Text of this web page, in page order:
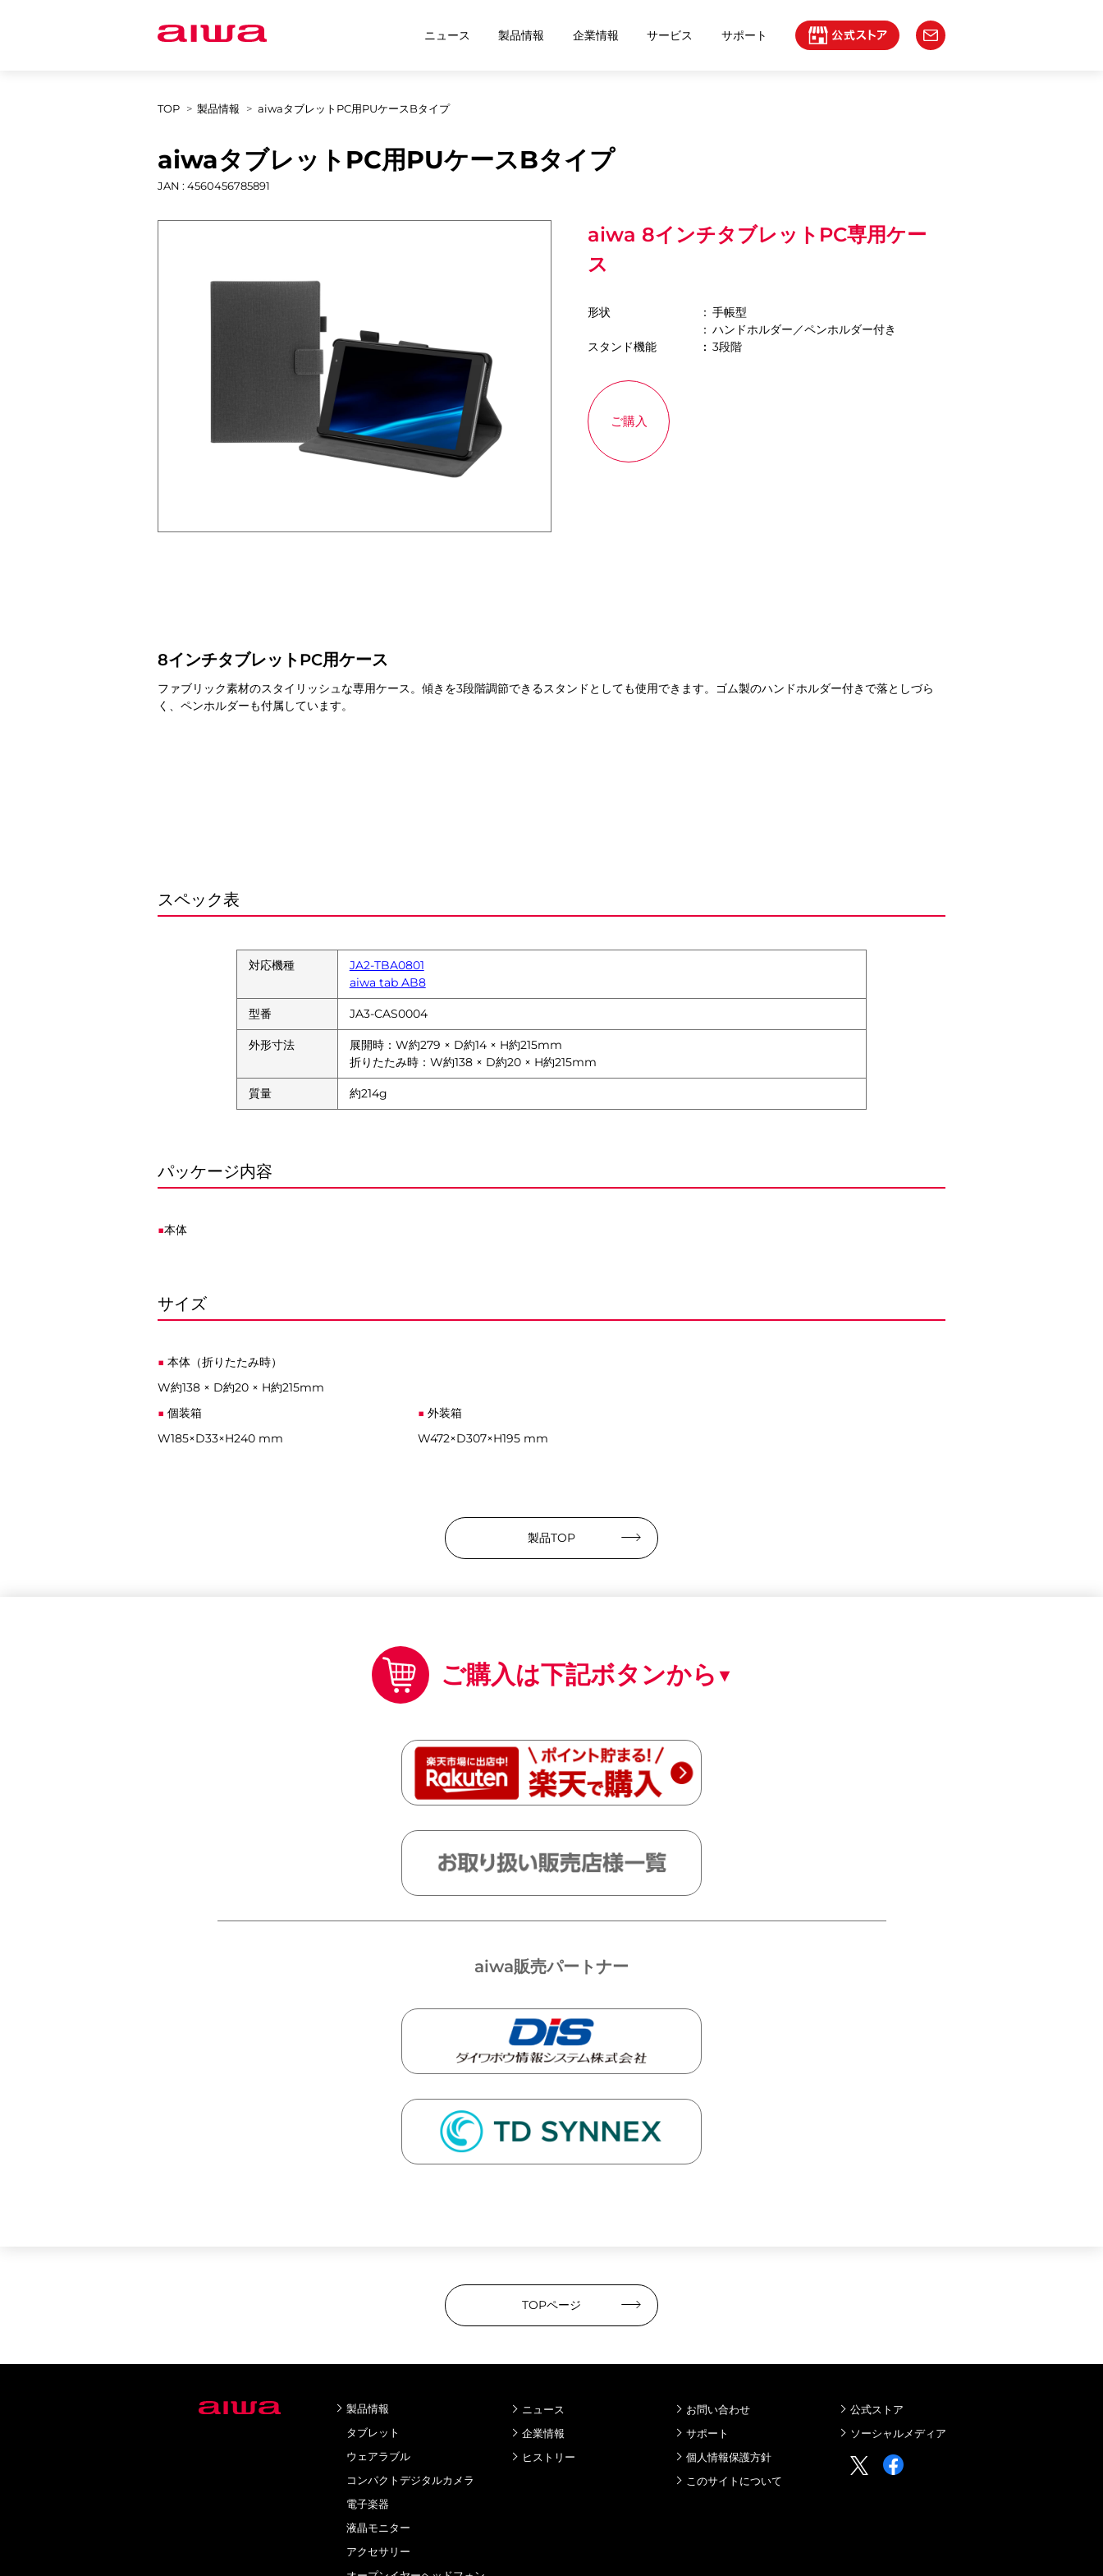
ニュース 製品情報 企業情報 サービス サポート
TOP 製品情報 aiwaタブレットPC用PUケースBタイプ
aiwaタブレットPC用PUケースBタイプ
JAN : 4560456785891
aiwa 8インチタブレットPC専用ケー
ス
形状
手帳型
ハンドホルダー／ペンホルダー付き
スタンド機能
3段階
ご購入
8インチタブレットPC用ケース
ファブリック素材のスタイリッシュな専用ケース。傾きを3段階調節できるスタンドとしても使用できます。ゴム製のハンドホルダー付きで落としづら
く、ペンホルダーも付属しています。
スペック表
対応機種
JA2-TBA0801
aiwa tab AB8
型番 JA3-CAS0004
外形寸法
展開時：W約279 × D約14 × H約215mm
折りたたみ時：W約138 × D約20 × H約215mm
質量 約214g
パッケージ内容
本体
サイズ
本体（折りたたみ時）
W約138 × D約20 × H約215mm
個装箱
W185×D33×H240 mm
外装箱
W472×D307×H195 mm
製品TOP
ご購入は下記ボタンから▼
aiwa販売パートナー
TOPページ
製品情報
タブレット
ウェアラブル
コンパクトデジタルカメラ
電子楽器
液晶モニター
アクセサリー
ニュース
企業情報
ヒストリー
お問い合わせ
サポート
個人情報保護方針
このサイトについて
公式ストア
ソーシャルメディア